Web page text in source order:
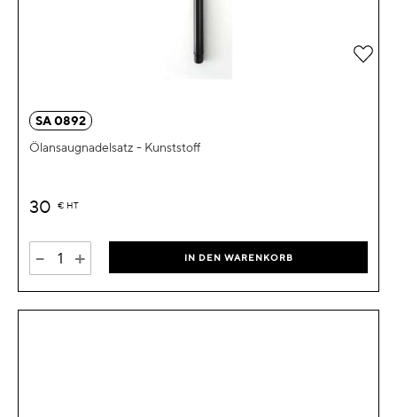
SA 0892
Ölansaugnadelsatz - Kunststoff
30 € HT
- + IN DEN WARENKORB
Zur